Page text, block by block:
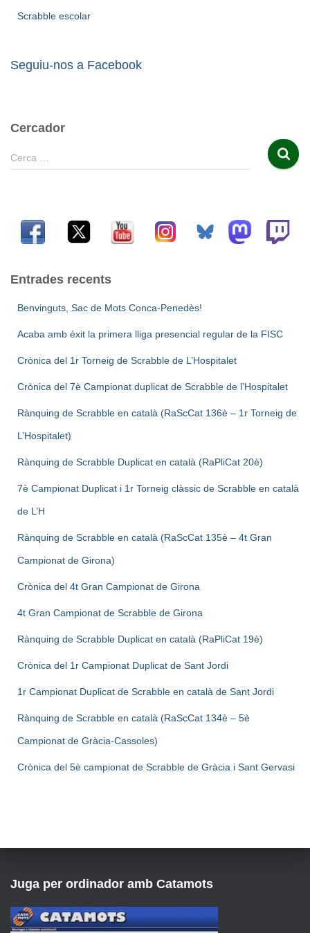
Scrabble escolar
Seguiu-nos a Facebook
Cercador
C
e
Cerca …
Entrades recents
Benvinguts, Sac de Mots Conca-Penedès!
Acaba amb èxit la primera lliga presencial regular de la FISC
Crònica del 1r Torneig de Scrabble de L’Hospitalet
Crònica del 7è Campionat duplicat de Scrabble de l’Hospitalet
Rànquing de Scrabble en català (RaScCat 136è – 1r Torneig de
L’Hospitalet)
Rànquing de Scrabble Duplicat en català (RaPliCat 20è)
7è Campionat Duplicat i 1r Torneig clàssic de Scrabble en català
de L’H
Rànquing de Scrabble en català (RaScCat 135è – 4t Gran
Campionat de Girona)
Crònica del 4t Gran Campionat de Girona
4t Gran Campionat de Scrabble de Girona
Rànquing de Scrabble Duplicat en català (RaPliCat 19è)
Crònica del 1r Campionat Duplicat de Sant Jordi
1r Campionat Duplicat de Scrabble en català de Sant Jordi
Rànquing de Scrabble en català (RaScCat 134è – 5è
Campionat de Gràcia-Cassoles)
Crònica del 5è campionat de Scrabble de Gràcia i Sant Gervasi
Juga per ordinador amb Catamots